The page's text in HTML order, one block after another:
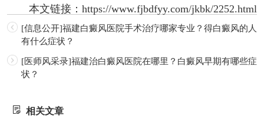
本文链接：https://www.fjbdfyy.com/jkbk/2252.html
[信息公开]福建白癜风医院手术治疗哪家专业？得白癜风的人
有什么症状？
[医师风采录]福建治白癜风医院在哪里？白癜风早期有哪些症
状？
相关文章